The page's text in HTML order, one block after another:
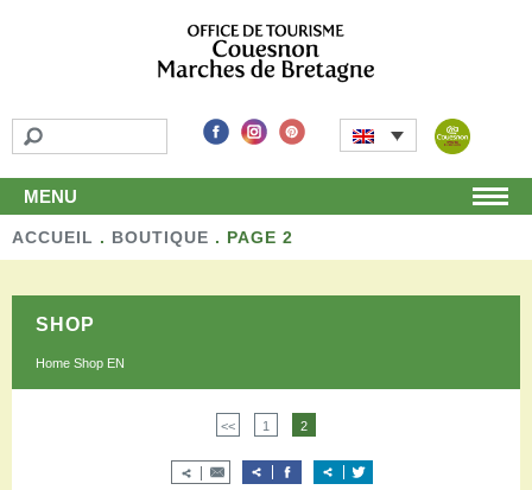
MENU
Home
Unmissable attractions
Make a detour
Leisure activities
Local products and handicraft
ACCUEIL . BOUTIQUE . PAGE 2
SHOP
Home Shop EN
<< 1 2